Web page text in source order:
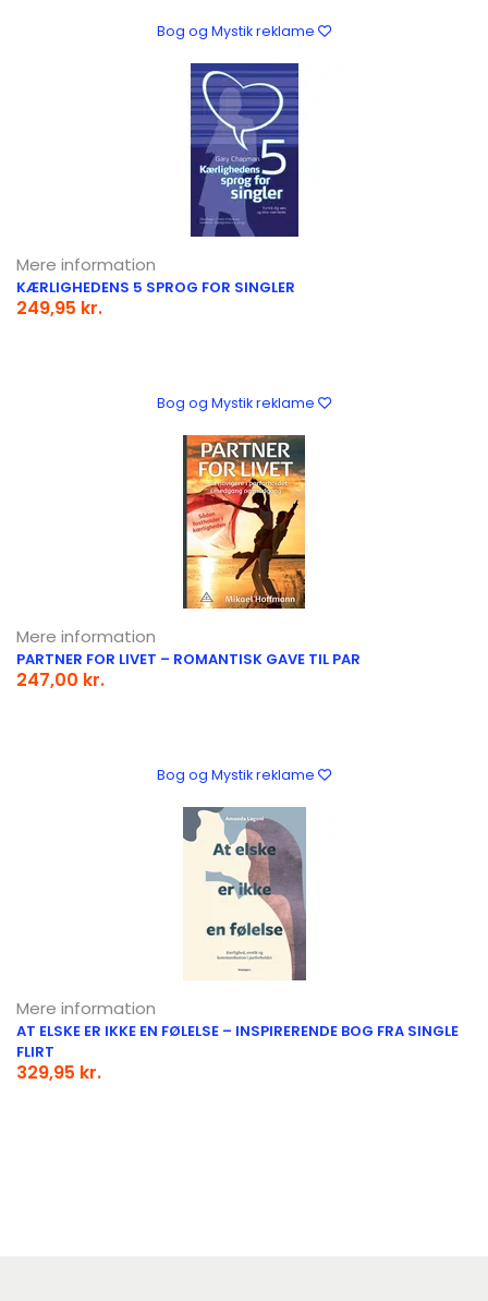
Bog og Mystik reklame
Mere information
KÆRLIGHEDENS 5 SPROG FOR SINGLER
249,95 kr.
Bog og Mystik reklame
Mere information
PARTNER FOR LIVET – ROMANTISK GAVE TIL PAR
247,00 kr.
Bog og Mystik reklame
Mere information
AT ELSKE ER IKKE EN FØLELSE – INSPIRERENDE BOG FRA SINGLE
FLIRT
329,95 kr.